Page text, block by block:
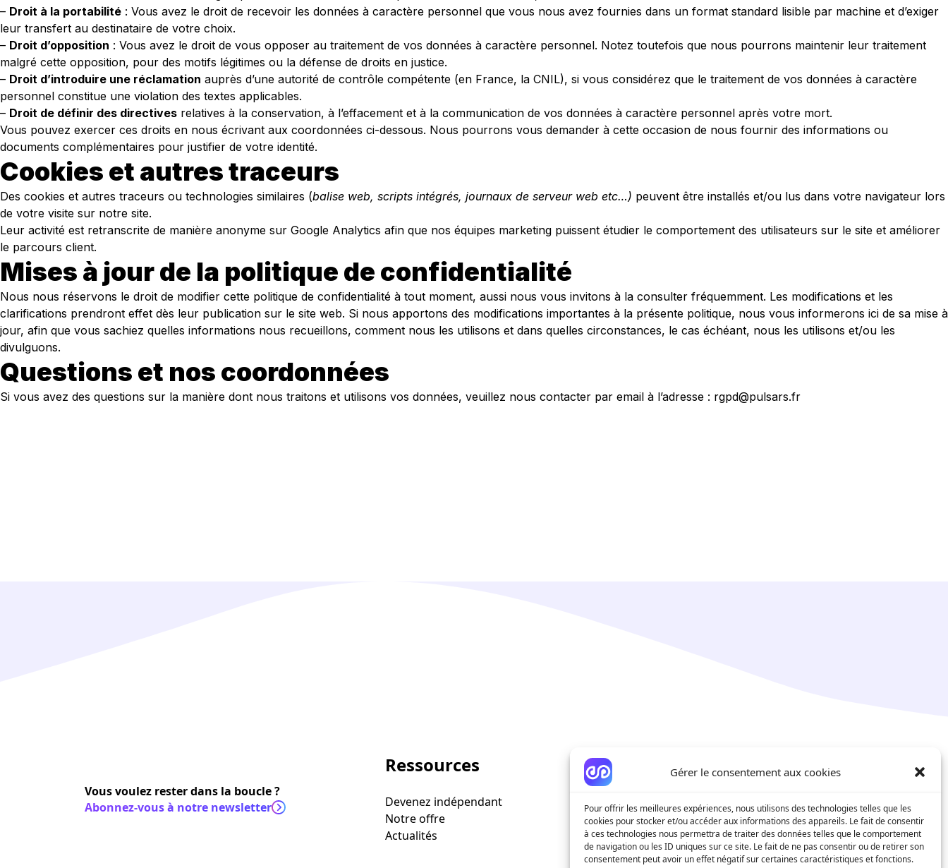
Gérer le consentement aux cookies
Pour offrir les meilleures expériences, nous utilisons des technologies telles que les
cookies pour stocker et/ou accéder aux informations des appareils. Le fait de consentir
à ces technologies nous permettra de traiter des données telles que le comportement
de navigation ou les ID uniques sur ce site. Le fait de ne pas consentir ou de retirer son
consentement peut avoir un effet négatif sur certaines caractéristiques et fonctions.
– Droit à la portabilité : Vous avez le droit de recevoir les données à caractère personnel que vous nous avez fournies dans un format standard lisible par machine et d’exiger
leur transfert au destinataire de votre choix.
– Droit d’opposition : Vous avez le droit de vous opposer au traitement de vos données à caractère personnel. Notez toutefois que nous pourrons maintenir leur traitement
malgré cette opposition, pour des motifs légitimes ou la défense de droits en justice.
– Droit d’introduire une réclamation auprès d’une autorité de contrôle compétente (en France, la CNIL), si vous considérez que le traitement de vos données à caractère
personnel constitue une violation des textes applicables.
– Droit de définir des directives relatives à la conservation, à l’effacement et à la communication de vos données à caractère personnel après votre mort.
Vous pouvez exercer ces droits en nous écrivant aux coordonnées ci-dessous. Nous pourrons vous demander à cette occasion de nous fournir des informations ou
documents complémentaires pour justifier de votre identité.
Cookies et autres traceurs
Des cookies et autres traceurs ou technologies similaires (balise web, scripts intégrés, journaux de serveur web etc…) peuvent être installés et/ou lus dans votre navigateur lors
de votre visite sur notre site.
Leur activité est retranscrite de manière anonyme sur Google Analytics afin que nos équipes marketing puissent étudier le comportement des utilisateurs sur le site et améliorer
le parcours client.
Mises à jour de la politique de confidentialité
Nous nous réservons le droit de modifier cette politique de confidentialité à tout moment, aussi nous vous invitons à la consulter fréquemment. Les modifications et les
clarifications prendront effet dès leur publication sur le site web. Si nous apportons des modifications importantes à la présente politique, nous vous informerons ici de sa mise à
jour, afin que vous sachiez quelles informations nous recueillons, comment nous les utilisons et dans quelles circonstances, le cas échéant, nous les utilisons et/ou les
divulguons.
Questions et nos coordonnées
Si vous avez des questions sur la manière dont nous traitons et utilisons vos données, veuillez nous contacter par email à l’adresse : rgpd@pulsars.fr
Vous voulez rester dans la boucle ?
Abonnez-vous à notre newsletter
Ressources
Devenez indépendant
Notre offre
Actualités
Société
FAQ
Contactez-nous
Social
Facebook
LinkedIn